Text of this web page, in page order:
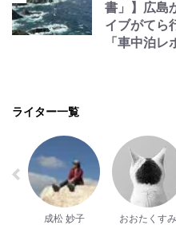
書」】広島
イブがてら
「車中泊レ
ライター一覧
成松 妙子 おおたくすみ